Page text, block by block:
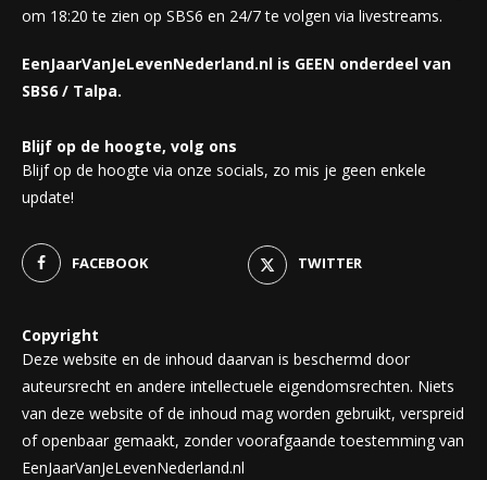
om 18:20 te zien op SBS6 en 24/7 te volgen via livestreams.
EenJaarVanJeLevenNederland.nl is GEEN onderdeel van
SBS6 / Talpa.
Blijf op de hoogte, volg ons
Blijf op de hoogte via onze socials, zo mis je geen enkele
update!
FACEBOOK TWITTER
Copyright
Deze website en de inhoud daarvan is beschermd door
auteursrecht en andere intellectuele eigendomsrechten. Niets
van deze website of de inhoud mag worden gebruikt, verspreid
of openbaar gemaakt, zonder voorafgaande toestemming van
EenJaarVanJeLevenNederland.nl